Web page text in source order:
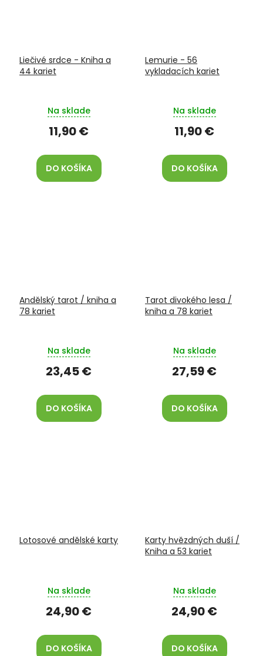
Liečivé srdce - Kniha a
44 kariet
Na sklade
11,90 €
DO KOŠÍKA
Lemurie - 56
vykladacích kariet
Na sklade
11,90 €
DO KOŠÍKA
Andělský tarot / kniha a
78 kariet
Na sklade
23,45 €
DO KOŠÍKA
Tarot divokého lesa /
kniha a 78 kariet
Na sklade
27,59 €
DO KOŠÍKA
Lotosové andělské karty
Na sklade
24,90 €
DO KOŠÍKA
Karty hvězdných duší /
Kniha a 53 kariet
Na sklade
24,90 €
DO KOŠÍKA